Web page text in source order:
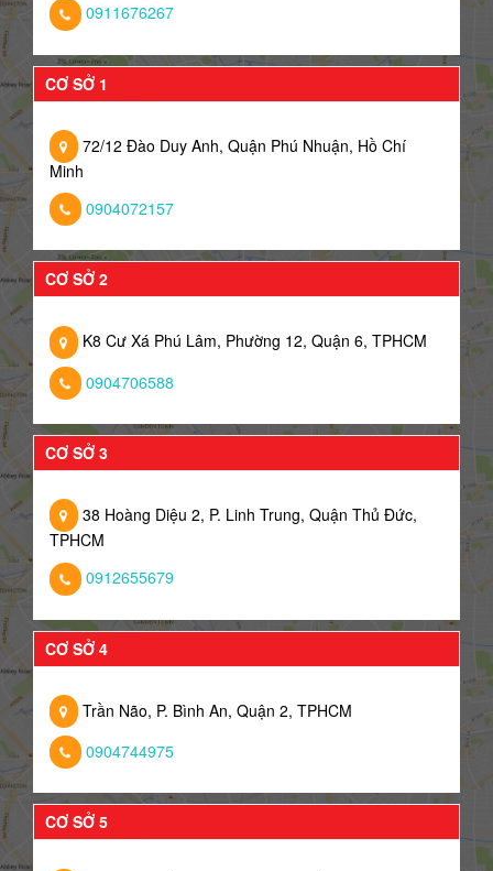
0911676267
CƠ SỞ 1
72/12 Đào Duy Anh, Quận Phú Nhuận, Hồ Chí
Minh
0904072157
CƠ SỞ 2
K8 Cư Xá Phú Lâm, Phường 12, Quận 6, TPHCM
0904706588
CƠ SỞ 3
38 Hoàng Diệu 2, P. Linh Trung, Quận Thủ Đức,
TPHCM
0912655679
CƠ SỞ 4
Trần Não, P. Bình An, Quận 2, TPHCM
0904744975
CƠ SỞ 5